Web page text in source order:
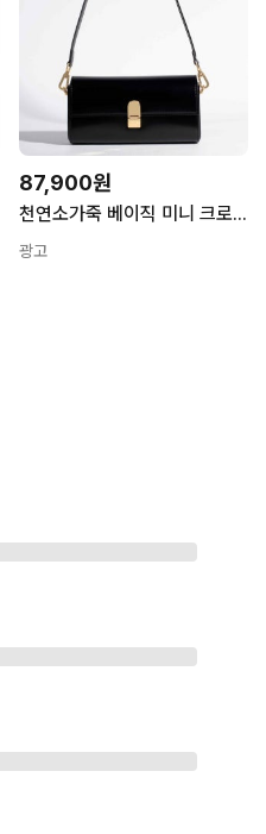
87,900원
천연소가죽 베이직 미니 크로스 숄더백 클러치백 손 파우치 디자이너 가방 트렌드 204036
광고